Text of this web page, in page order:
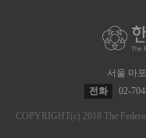
서울 마
전화
02-
COPYRIGHT(c) 2018 The